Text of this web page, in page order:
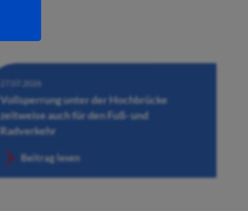
27.07.2026
Vollsperrung unter der Hochbrücke
zeitweise auch für den Fuß- und
Radverkehr
Beitrag lesen